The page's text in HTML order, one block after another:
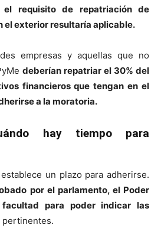
el requisito de repatriación de
el exterior resultaría aplicable.
empresas y aquellas que no
deberían repatriar el 30% del
financieros que tengan en el
a la moratoria.
hay tiempo para
un plazo para adherirse.
por el parlamento, el Poder
para poder indicar las